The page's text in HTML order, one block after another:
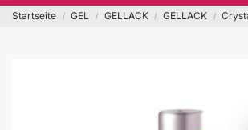
Startseite / GEL / GELLACK / GELLACK /